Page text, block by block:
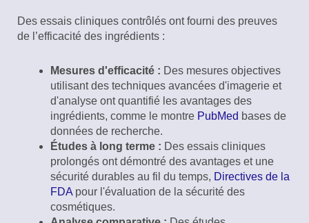
Des essais cliniques contrôlés ont fourni des preuves
de l’efficacité des ingrédients :
Mesures d'efficacité : Des mesures objectives
utilisant des techniques avancées d'imagerie et
d'analyse ont quantifié les avantages des
ingrédients, comme le montre PubMed bases de
données de recherche.
Études à long terme : Des essais cliniques
prolongés ont démontré des avantages et une
sécurité durables au fil du temps, Directives de la
FDA pour l'évaluation de la sécurité des
cosmétiques.